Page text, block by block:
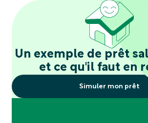
Un exemple de prêt
et ce qu'il faut en
Simuler mon prêt